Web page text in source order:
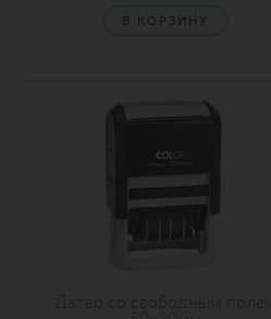
В КОРЗИНУ